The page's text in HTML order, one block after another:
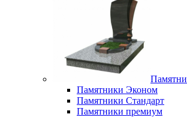
Памятники Эконом
Памятники Стандарт
Памятники премиум